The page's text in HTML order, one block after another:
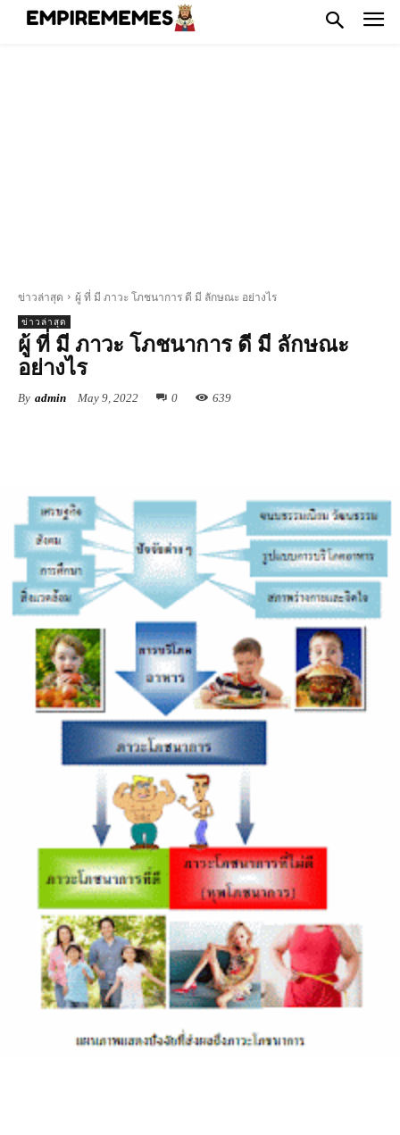
ข่าวล่าสุด ผู้ ที่ มี ภาวะ โภชนาการ ดี มี ลักษณะ อย่างไร
ข่าวล่าสุด
ผู้ ที่ มี ภาวะ โภชนาการ ดี มี ลักษณะ
อย่างไร
By admin May 9, 2022 0 639